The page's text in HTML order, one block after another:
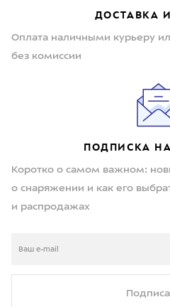
ДОСТАВКА
Оплата наличными курьеру
без комиссии
ПОДПИСКА
Коротко о самом важном:
о снаряжении и как его
и распродажах